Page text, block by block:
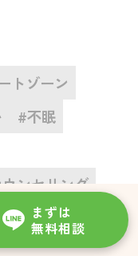
トゾーン
#不眠
ンセリング
皮膚の乾燥
策
まずは
無料相談